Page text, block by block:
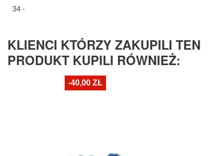
34 -
KLIENCI KTÓRZY ZAKUPILI TEN
PRODUKT KUPILI RÓWNIEŻ:
-40,00 ZŁ